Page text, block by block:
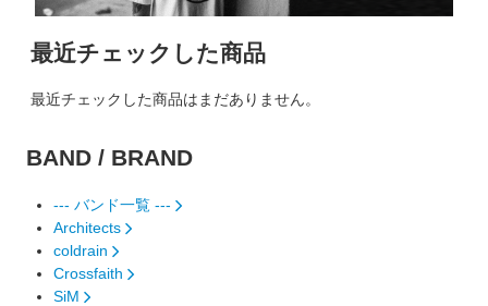
最近チェックした商品
最近チェックした商品はまだありません。
BAND / BRAND
--- バンド一覧 ---
Architects
coldrain
Crossfaith
SiM